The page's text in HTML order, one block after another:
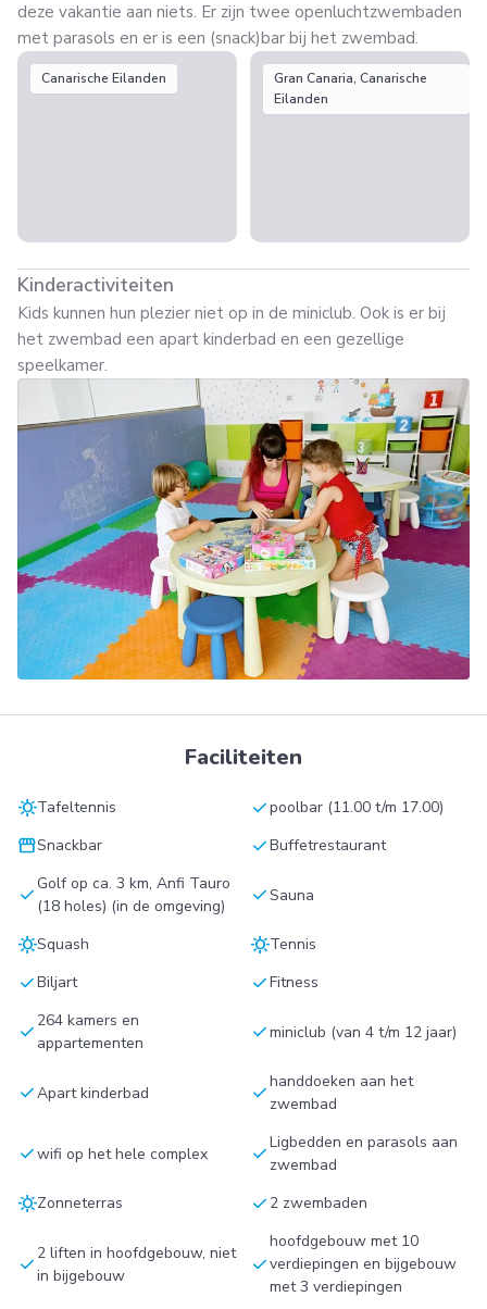
deze vakantie aan niets. Er zijn twee openluchtzwembaden
met parasols en er is een (snack)bar bij het zwembad.
Canarische Eilanden
Gran Canaria, Canarische
Eilanden
Kinderactiviteiten
Kids kunnen hun plezier niet op in de miniclub. Ook is er bij
het zwembad een apart kinderbad en een gezellige
speelkamer.
Faciliteiten
sunnyTafeltennis checkpoolbar (11.00 t/m 17.00)
storefrontSnackbar checkBuffetrestaurant
check Golf op ca. 3 km, Anfi Tauro
(18 holes) (in de omgeving)
checkSauna
sunnySquash sunnyTennis
checkBiljart checkFitness
check 264 kamers en
appartementen
checkminiclub (van 4 t/m 12 jaar)
checkApart kinderbad checkhanddoeken aan het
zwembad
checkwifi op het hele complex checkLigbedden en parasols aan
zwembad
sunnyZonneterras check 2 zwembaden
check 2 liften in hoofdgebouw, niet
in bijgebouw
check
hoofdgebouw met 10
verdiepingen en bijgebouw
met 3 verdiepingen